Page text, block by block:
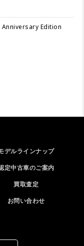
Anniversary Edition
デルラインナップ
定中古車のご案内
買取査定
お問い合わせ